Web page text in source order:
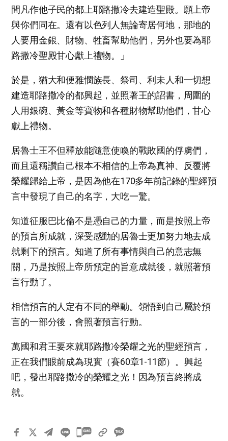
間凡作他子民的都上耶路撒冷去建造聖殿。願上帝
與你們同在。還有以色列人無論寄居何地，那地的
人要用金銀、財物、牲畜幫助他們，另外也要為耶
路撒冷聖殿甘心獻上禮物。」
於是，猶大和便雅憫族長、祭司、利未人和一切想
建造耶路撒冷的都興起，並照著王的詔書，周圍的
人用銀碗、黃金等寶物和各種財物幫助他們，甘心
獻上禮物。
居魯士王不但釋放能隨意使喚的戰敗國的俘虜們，
而且還稱讚自己根本不相信的上帝為真神、反覆將
榮耀歸給上帝，是因為他在170多年前記錄的聖經預
言中發現了自己的名字，大吃一驚。
知道征服巴比倫不是憑自己的力量，而是按照上帝
的預言所成就，深受感動的居魯士更加努力地去成
就剩下的預言。知道了所有事情與自己的意志無
關，乃是按照上帝所預定的旨意成就後，就照著預
言行動了。
相信預言的人定有不同的舉動。領悟到自己屬於預
言的一部分後，會照著預言行動。
萬國和君王要來就耶路撒冷榮耀之光的聖經預言，
正在我們眼前成為現實（賽60章1-11節）。興起
吧，發出耶路撒冷的榮耀之光！因為預言終將成
就。
카